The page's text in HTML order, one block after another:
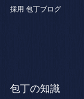
採用 包丁ブログ
包丁の知識